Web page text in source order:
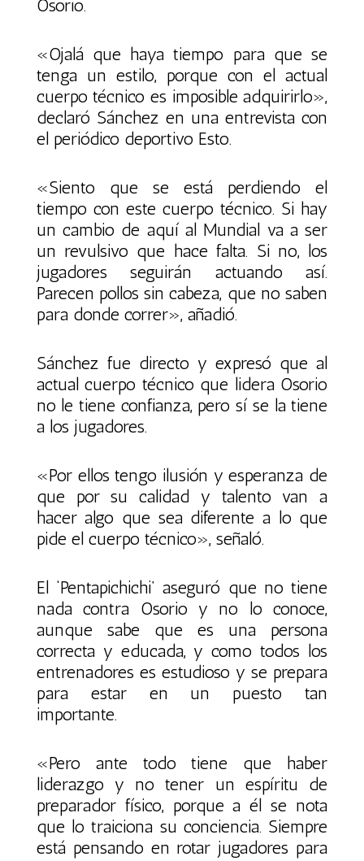
Osorio.
«Ojalá que haya tiempo para que se
tenga un estilo, porque con el actual
cuerpo técnico es imposible adquirirlo»,
declaró Sánchez en una entrevista con
el periódico deportivo Esto.
«Siento que se está perdiendo el
tiempo con este cuerpo técnico. Si hay
un cambio de aquí al Mundial va a ser
un revulsivo que hace falta. Si no, los
jugadores seguirán actuando así.
Parecen pollos sin cabeza, que no saben
para donde correr», añadió.
Sánchez fue directo y expresó que al
actual cuerpo técnico que lidera Osorio
no le tiene confianza, pero sí se la tiene
a los jugadores.
«Por ellos tengo ilusión y esperanza de
que por su calidad y talento van a
hacer algo que sea diferente a lo que
pide el cuerpo técnico», señaló.
El ‘Pentapichichi’ aseguró que no tiene
nada contra Osorio y no lo conoce,
aunque sabe que es una persona
correcta y educada, y como todos los
entrenadores es estudioso y se prepara
para estar en un puesto tan
importante.
«Pero ante todo tiene que haber
liderazgo y no tener un espíritu de
preparador físico, porque a él se nota
que lo traiciona su conciencia. Siempre
está pensando en rotar jugadores para